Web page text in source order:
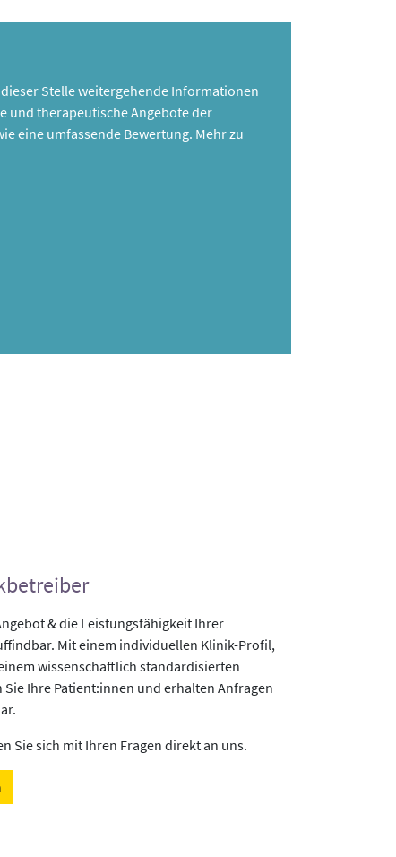
Stelle weitergehende Informationen
und therapeutische Angebote der
eine umfassende Bewertung. Mehr zu
& die Leistungsfähigkeit Ihrer
Mit einem individuellen Klinik-Profil,
wissenschaftlich standardisierten
Ihre Patient:innen und erhalten Anfragen
Sie sich mit Ihren Fragen direkt an uns.